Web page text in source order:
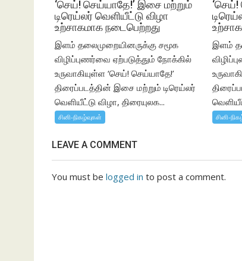
‘செய்! செய்யாதே!’ இசை மற்றும்
டிரெய்லர் வெளியீட்டு விழா
உற்சாகமாக நடைபெற்றது
இளம் தலைமுறையினருக்கு சமூக
விழிப்புணர்வை ஏற்படுத்தும் நோக்கில்
உருவாகியுள்ள ‘செய்! செய்யாதே!’
திரைப்படத்தின் இசை மற்றும் டிரெய்லர்
வெளியீட்டு விழா, திரையுலக...
சினி-நிகழ்வுகள்
இளம்
சினி-
LEAVE A COMMENT
You must be logged in to post a comment.